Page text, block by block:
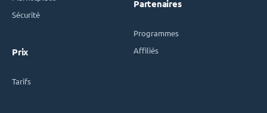
Sécurité
Prix
Tarifs
Partenaires
Programmes
Affiliés